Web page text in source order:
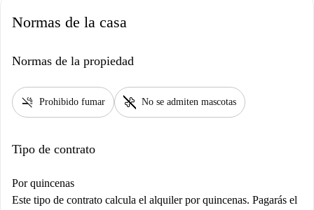
Normas de la casa
Normas de la propiedad
smoke_free Prohibido fumar pet_supplies No se admiten mascotas
Tipo de contrato
Por quincenas
Este tipo de contrato calcula el alquiler por quincenas. Pagarás el